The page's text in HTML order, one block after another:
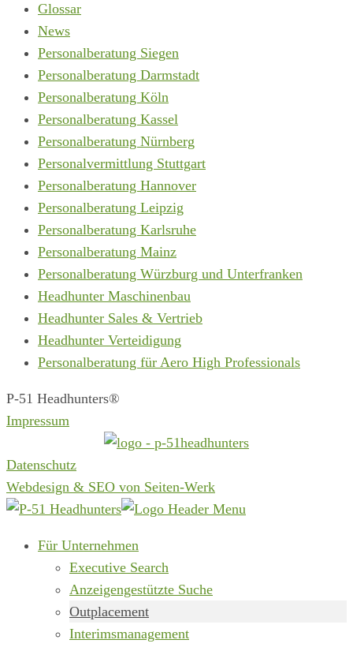
Glossar
News
Personalberatung Siegen
Personalberatung Darmstadt
Personalberatung Köln
Personalberatung Kassel
Personalberatung Nürnberg
Personalvermittlung Stuttgart
Personalberatung Hannover
Personalberatung Leipzig
Personalberatung Karlsruhe
Personalberatung Mainz
Personalberatung Würzburg und Unterfranken
Headhunter Maschinenbau
Headhunter Sales & Vertrieb
Headhunter Verteidigung
Personalberatung für Aero High Professionals
P-51 Headhunters®
Impressum
Datenschutz
Webdesign & SEO von Seiten-Werk
Für Unternehmen
Executive Search
Anzeigengestützte Suche
Outplacement
Interimsmanagement